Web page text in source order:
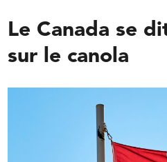
Le Canada se
sur le canola